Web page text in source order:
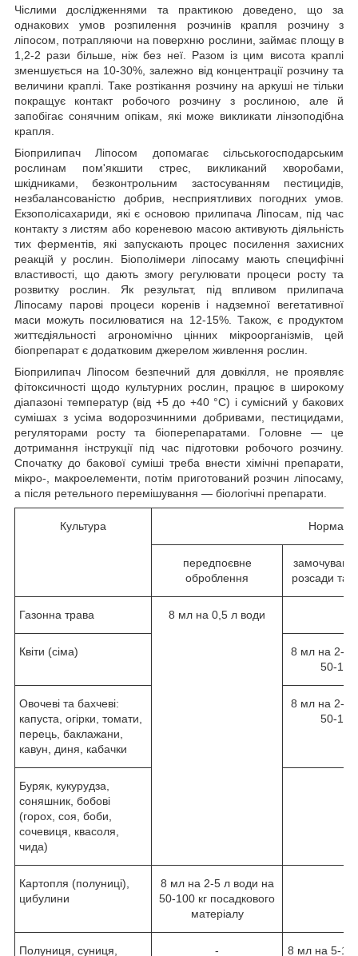
Чіслими дослідженнями та практикою доведено, що за
однакових умов розпилення розчинів крапля розчину з
ліпосом, потрапляючи на поверхню рослини, займає площу в
1,2-2 рази більше, ніж без неї. Разом із цим висота краплі
зменшується на 10-30%, залежно від концентрації розчину та
величини краплі. Таке розтікання розчину на аркуші не тільки
покращує контакт робочого розчину з рослиною, але й
запобігає сонячним опікам, які може викликати лінзоподібна
крапля.
Біоприлипач Ліпосом допомагає сільськогосподарським
рослинам пом'якшити стрес, викликаний хворобами,
шкідниками, безконтрольним застосуванням пестицидів,
незбалансованістю добрив, несприятливих погодних умов.
Екзополісахариди, які є основою прилипача Ліпосам, під час
контакту з листям або кореневою масою активують діяльність
тих ферментів, які запускають процес посилення захисних
реакцій у рослин. Біополімери ліпосаму мають специфічні
властивості, що дають змогу регулювати процеси росту та
розвитку рослин. Як результат, під впливом прилипача
Ліпосаму парові процеси коренів і надземної вегетативної
маси можуть посилюватися на 12-15%. Також, є продуктом
життєдіяльності агрономічно цінних мікроорганізмів, цей
біопрепарат є додатковим джерелом живлення рослин.
Біоприлипач Ліпосом безпечний для довкілля, не проявляє
фітоксичності щодо культурних рослин, працює в широкому
діапазоні температур (від +5 до +40 °C) і сумісний у бакових
сумішах з усіма водорозчинними добривами, пестицидами,
регуляторами росту та біоперепаратами. Головне — це
дотримання інструкції під час підготовки робочого розчину.
Спочатку до бакової суміші треба внести хімічні препарати,
мікро-, макроелементи, потім приготований розчин ліпосаму,
а після ретельного перемішування — біологічні препарати.
Культура Норма
передпоєвне
оброблення
розсади та
Газонна трава 8 мл на 0,5 л води
Квіти (сіма)
8 мл на 2-5
50-
Овочеві та бахчеві:
капуста, огірки, томати,
перець, баклажани,
кавун, диня, кабачки
8 мл на 2-5
50-
Буряк, кукурудза,
соняшник, бобові
(горох, соя, боби,
сочевиця, квасоля,
чида)
Картопля (полуниці),
цибулини
8 мл на 2-5 л води на
50-100 кг посадкового
матеріалу
Полуниця, суниця, - 8 мл на 5-10